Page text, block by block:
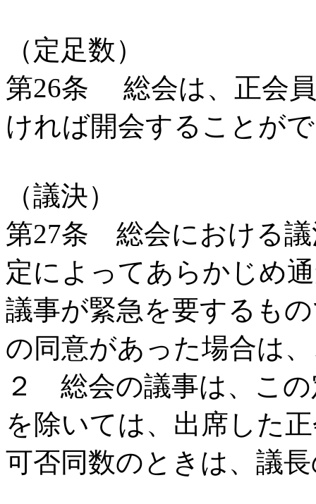
（定足数）
第26条 総会は、正会
ければ開会することが
（議決）
第27条 総会における議
定によってあらかじめ
議事が緊急を要するも
の同意があった場合は
２ 総会の議事は、こ
を除いては、出席した
可否同数のときは、議